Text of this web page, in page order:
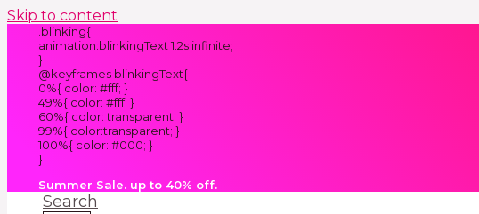
Skip to content
.blinking{
animation:blinkingText 1.2s infinite;
}
@keyframes blinkingText{
0%{ color: #fff; }
49%{ color: #fff; }
60%{ color: transparent; }
99%{ color:transparent; }
100%{ color: #000; }
}
Summer Sale. up to 40% off.
Search